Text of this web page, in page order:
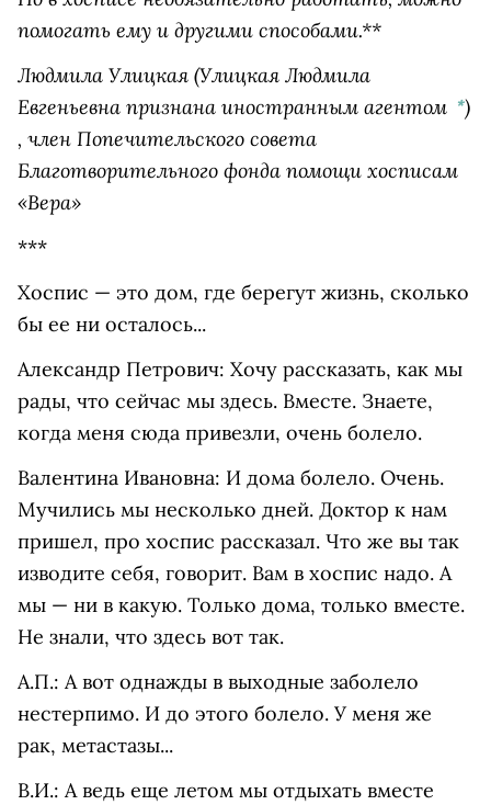
помогать ему и другими способами.**
Людмила Улицкая (Улицкая Людмила
Евгеньевна признана иностранным агентом *)
, член Попечительского совета
Благотворительного фонда помощи хосписам
«Вера»
***
Хоспис — это дом, где берегут жизнь, сколько
бы ее ни осталось...
Александр Петрович: Хочу рассказать, как мы
рады, что сейчас мы здесь. Вместе. Знаете,
когда меня сюда привезли, очень болело.
Валентина Ивановна: И дома болело. Очень.
Мучились мы несколько дней. Доктор к нам
пришел, про хоспис рассказал. Что же вы так
изводите себя, говорит. Вам в хоспис надо. А
мы — ни в какую. Только дома, только вместе.
Не знали, что здесь вот так.
А.П.: А вот однажды в выходные заболело
нестерпимо. И до этого болело. У меня же
рак, метастазы...
В.И.: А ведь еще летом мы отдыхать вместе